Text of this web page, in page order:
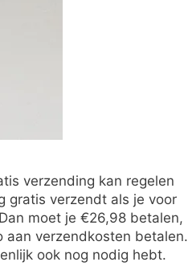
verzending kan regelen
gratis verzendt als je voor
moet je €26,98 betalen,
verzendkosten betalen.
ook nog nodig hebt.